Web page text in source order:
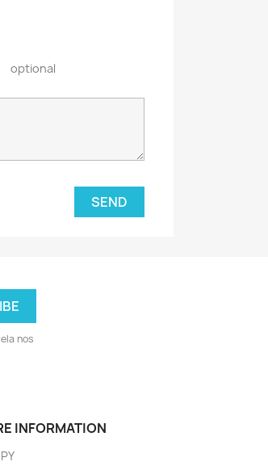
optional
nos
INFORMATION